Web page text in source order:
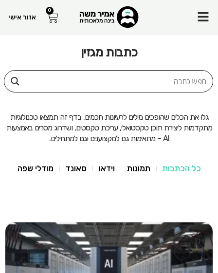
Menu
0עגלת
קניות
אזור אישי
כתבות מגזין
גלו את הכלים שהופכים מילים לרעיונות חכמים. בדף זה תמצאו טכנולוגיות
מתקדמות ליצירת תוכן טקסטואלי, עריכת טקסטים, ושדרוג מסרים באמצעות
AI – מתאימות גם למקצוענים וגם למתחילים.
כל הכתבות תמונות וידאו סאונד מודלי שפה
עמודעמודעמוד עמודעמוד עמודעמוד עמודעמוד עמוד עמוד עמוד עמוד עמוד עמוד עמוד עמוד עמוד